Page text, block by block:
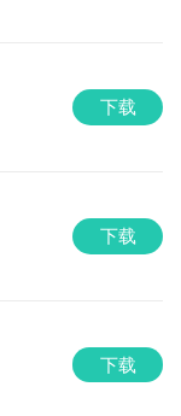
下载
下载
下载